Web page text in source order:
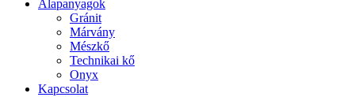
Alapanyagok
Gránit
Márvány
Mészkő
Technikai kő
Onyx
Kapcsolat